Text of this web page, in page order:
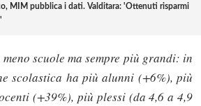
MIM pubblica i dati. Valditara: 'Ottenuti risparmi
scuole ma sempre più grandi: in
scolastica ha più alunni (+6%), più
(+39%), più plessi (da 4,6 a 4,9